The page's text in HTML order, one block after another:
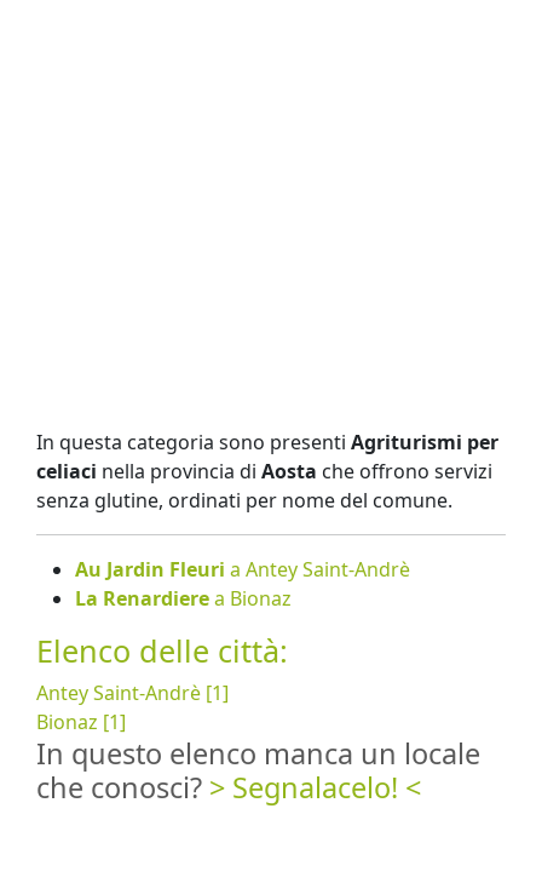
In questa categoria sono presenti Agriturismi per
celiaci nella provincia di Aosta che offrono servizi
senza glutine, ordinati per nome del comune.
Au Jardin Fleuri a Antey Saint-Andrè
La Renardierea Bionaz
Elenco delle città:
Antey Saint-Andrè [1]
Bionaz [1]
In questo elenco manca un locale
che conosci? > Segnalacelo! <